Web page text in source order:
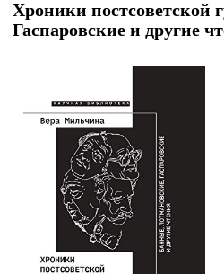
Хроники постсоветской
Гаспаровские и другие